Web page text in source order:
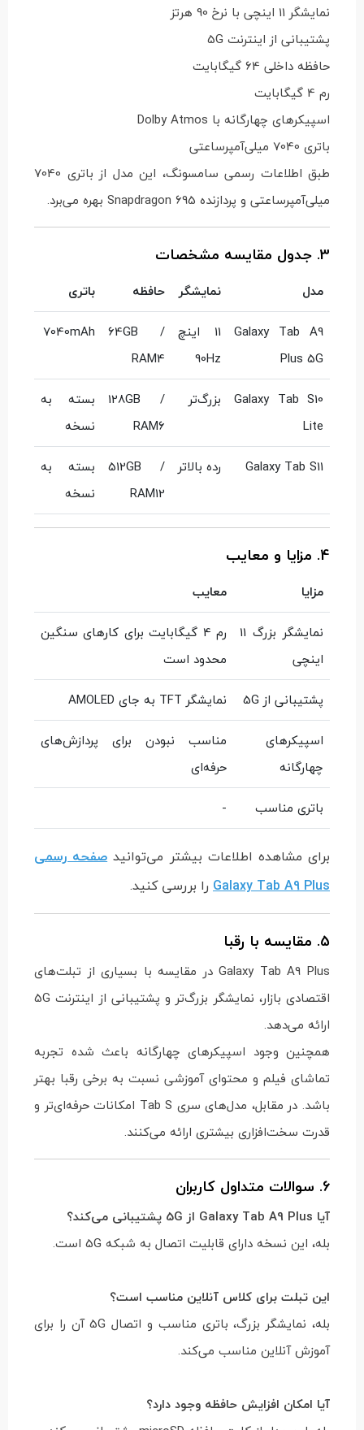
نمایشگر 11 اینچی با نرخ 90 هرتز
پشتیبانی از اینترنت 5G
حافظه داخلی 64 گیگابایت
رم 4 گیگابایت
اسپیکرهای چهارگانه با Dolby Atmos
باتری 7040 میلی‌آمپرساعتی
طبق اطلاعات رسمی سامسونگ، این مدل از باتری 7040
میلی‌آمپرساعتی و پردازنده Snapdragon 695 بهره می‌برد.
3. جدول مقایسه مشخصات
مدل نمایشگر حافظه
باتری
Galaxy Tab A9
Plus 5G
11 اینچ
90Hz
64GB /
RAM4
7040mAh
Galaxy Tab S10
Lite
بزرگ‌تر
128GB /
RAM6
بسته به
نسخه
Galaxy Tab S11
رده بالاتر
512GB /
RAM12
بسته به
نسخه
4. مزایا و معایب
مزایا
معایب
نمایشگر بزرگ 11
اینچی
رم 4 گیگابایت برای کارهای سنگین
محدود است
پشتیبانی از 5G
نمایشگر TFT به جای AMOLED
اسپیکرهای
چهارگانه
مناسب نبودن برای پردازش‌های
حرفه‌ای
باتری مناسب
-
برای مشاهده اطلاعات بیشتر می‌توانیدصفحه رسمی
Galaxy Tab A9 Plus را بررسی کنید.
5. مقایسه با رقبا
Galaxy Tab A9 Plus در مقایسه با بسیاری از تبلت‌های
اقتصادی بازار، نمایشگر بزرگ‌تر و پشتیبانی از اینترنت 5G
ارائه می‌دهد.
همچنین وجود اسپیکرهای چهارگانه باعث شده تجربه
تماشای فیلم و محتوای آموزشی نسبت به برخی رقبا بهتر
باشد. در مقابل، مدل‌های سری Tab S امکانات حرفه‌ای‌تر و
قدرت سخت‌افزاری بیشتری ارائه می‌کنند.
6. سوالات متداول کاربران
آیا Galaxy Tab A9 Plus از 5G پشتیبانی می‌کند؟
بله، این نسخه دارای قابلیت اتصال به شبکه 5G است.
این تبلت برای کلاس آنلاین مناسب است؟
بله، نمایشگر بزرگ، باتری مناسب و اتصال 5G آن را برای
آموزش آنلاین مناسب می‌کند.
آیا امکان افزایش حافظه وجود دارد؟